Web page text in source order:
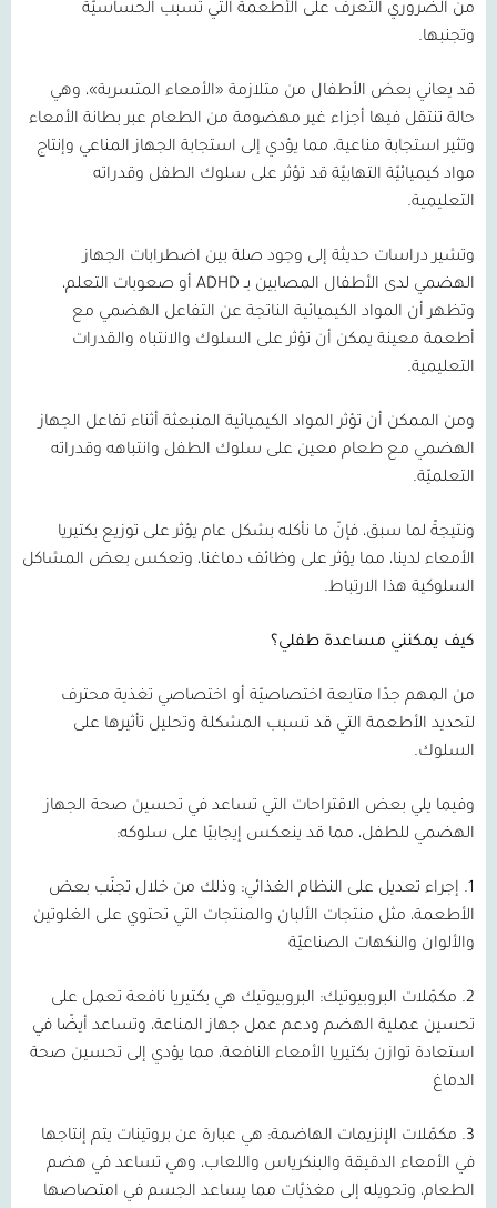
من الضروري التعرف على الأطعمة التي تسبب الحساسيّة
وتجنبها.
قد يعاني بعض الأطفال من متلازمة «الأمعاء المتسربة»، وهي
حالة تنتقل فيها أجزاء غير مهضومة من الطعام عبر بطانة الأمعاء
وتثير استجابة مناعية، مما يؤدي إلى استجابة الجهاز المناعي وإنتاج
مواد كيميائيّة التهابيّة قد تؤثر على سلوك الطفل وقدراته
التعليمية.
وتشير دراسات حديثة إلى وجود صلة بين اضطرابات الجهاز
الهضمي لدى الأطفال المصابين بـ ADHD أو صعوبات التعلم،
وتظهر أن المواد الكيميائية الناتجة عن التفاعل الهضمي مع
أطعمة معينة يمكن أن تؤثر على السلوك والانتباه والقدرات
التعليمية.
ومن الممكن أن تؤثر المواد الكيميائية المنبعثة أثناء تفاعل الجهاز
الهضمي مع طعام معين على سلوك الطفل وانتباهه وقدراته
التعلميّة.
ونتيجةً لما سبق، فإنّ ما نأكله بشكل عام يؤثر على توزيع بكتيريا
الأمعاء لدينا، مما يؤثر على وظائف دماغنا، وتعكس بعض المشاكل
السلوكية هذا الارتباط.
كيف يمكنني مساعدة طفلي؟
من المهم جدًا متابعة اختصاصيّة أو اختصاصي تغذية محترف
لتحديد الأطعمة التي قد تسبب المشكلة وتحليل تأثيرها على
السلوك.
وفيما يلي بعض الاقتراحات التي تساعد في تحسين صحة الجهاز
الهضمي للطفل، مما قد ينعكس إيجابيًا على سلوكه:
1. إجراء تعديل على النظام الغذائي: وذلك من خلال تجنّب بعض
الأطعمة، مثل منتجات الألبان والمنتجات التي تحتوي على الغلوتين
والألوان والنكهات الصناعيّة
2. مكمّلات البروبيوتيك: البروبيوتيك هي بكتيريا نافعة تعمل على
تحسين عملية الهضم ودعم عمل جهاز المناعة، وتساعد أيضًا في
استعادة توازن بكتيريا الأمعاء النافعة، مما يؤدي إلى تحسين صحة
الدماغ
3. مكمّلات الإنزيمات الهاضمة: هي عبارة عن بروتينات يتم إنتاجها
في الأمعاء الدقيقة والبنكرياس واللعاب، وهي تساعد في هضم
الطعام، وتحويله إلى مغذيّات مما يساعد الجسم في امتصاصها